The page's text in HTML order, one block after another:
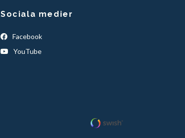
Sociala medier
Facebook
YouTube